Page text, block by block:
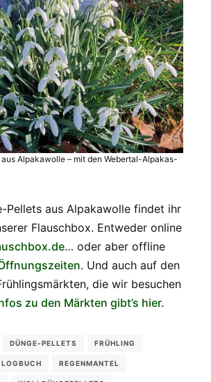
Alpakawolle – mit den Webertal-Alpakas-
Pellets aus Alpakawolle findet ihr
Flauschbox. Entweder online
… oder aber offline
. Und auch auf den
die wir besuchen
zu den Märkten gibt’s hier.
DÜNGE-PELLETS FRÜHLING
LOGBUCH REGENMANTEL